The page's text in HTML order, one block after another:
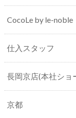
CocoLe by le-noble
仕入スタッフ
長岡京店(本社ショ
京都